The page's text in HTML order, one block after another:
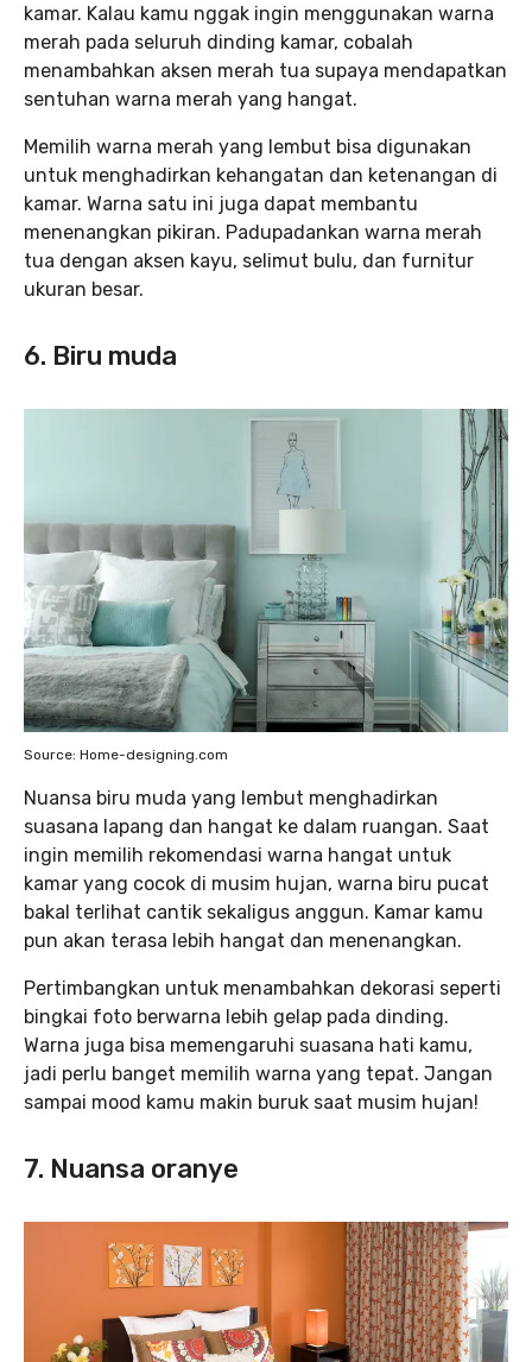
kamar. Kalau kamu nggak ingin menggunakan warna
merah pada seluruh dinding kamar, cobalah
menambahkan aksen merah tua supaya mendapatkan
sentuhan warna merah yang hangat.
Memilih warna merah yang lembut bisa digunakan
untuk menghadirkan kehangatan dan ketenangan di
kamar. Warna satu ini juga dapat membantu
menenangkan pikiran. Padupadankan warna merah
tua dengan aksen kayu, selimut bulu, dan furnitur
ukuran besar.
6. Biru muda
Source: Home-designing.com
Nuansa biru muda yang lembut menghadirkan
suasana lapang dan hangat ke dalam ruangan. Saat
ingin memilih rekomendasi warna hangat untuk
kamar yang cocok di musim hujan, warna biru pucat
bakal terlihat cantik sekaligus anggun. Kamar kamu
pun akan terasa lebih hangat dan menenangkan.
Pertimbangkan untuk menambahkan dekorasi seperti
bingkai foto berwarna lebih gelap pada dinding.
Warna juga bisa memengaruhi suasana hati kamu,
jadi perlu banget memilih warna yang tepat. Jangan
sampai mood kamu makin buruk saat musim hujan!
7. Nuansa oranye